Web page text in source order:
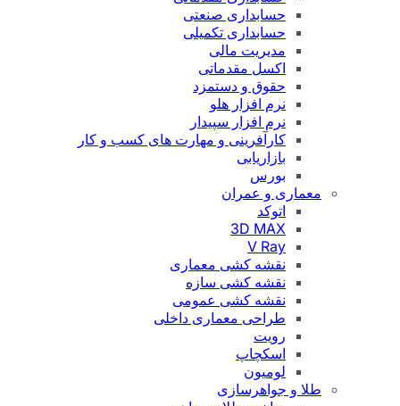
حسابداری صنعتی
حسابداری تکمیلی
مدیریت مالی
اکسل مقدماتی
حقوق و دستمزد
نرم افزار هلو
نرم افزار سپیدار
کارآفرینی و مهارت های کسب و کار
بازاریابی
بورس
معماری و عمران
اتوکد
3D MAX
V Ray
نقشه کشی معماری
نقشه کشی سازه
نقشه کشی عمومی
طراحی معماری داخلی
رویت
اسکچاپ
لومیون
طلا و جواهرسازی